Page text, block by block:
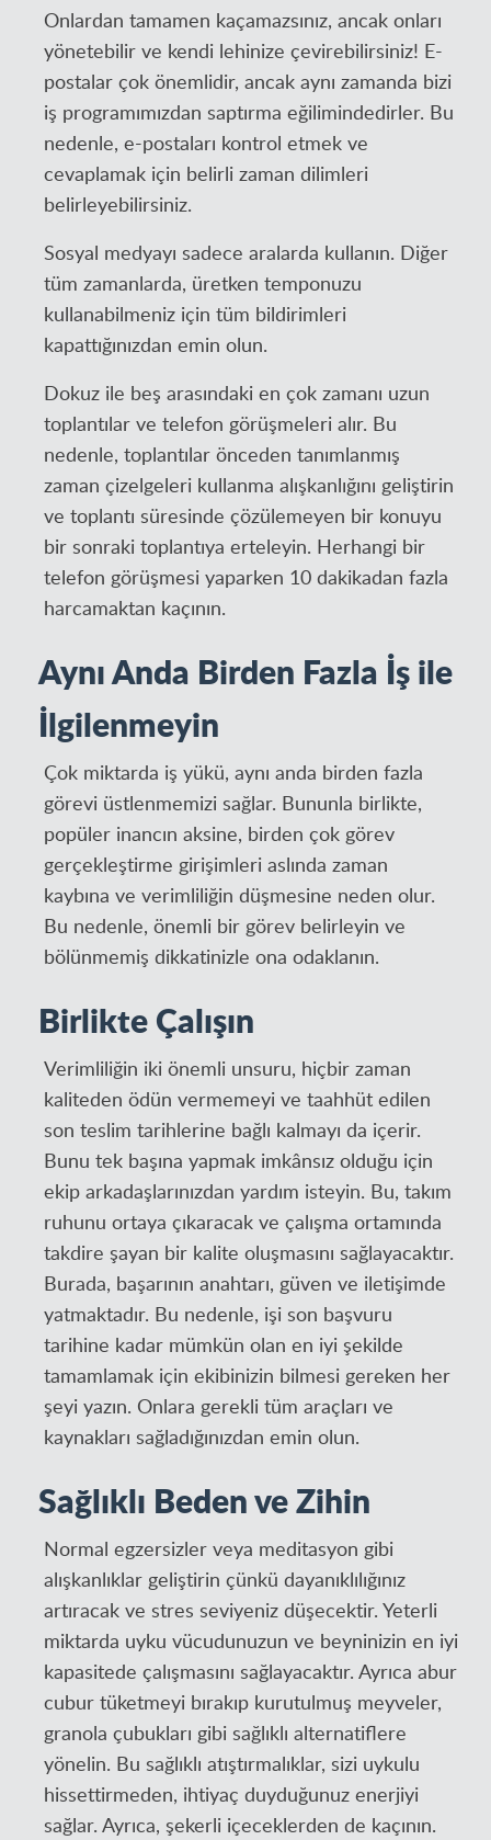
Onlardan tamamen kaçamazsınız, ancak onları
yönetebilir ve kendi lehinize çevirebilirsiniz! E-
postalar çok önemlidir, ancak aynı zamanda bizi
iş programımızdan saptırma eğilimindedirler. Bu
nedenle, e-postaları kontrol etmek ve
cevaplamak için belirli zaman dilimleri
belirleyebilirsiniz.
Sosyal medyayı sadece aralarda kullanın. Diğer
tüm zamanlarda, üretken temponuzu
kullanabilmeniz için tüm bildirimleri
kapattığınızdan emin olun.
Dokuz ile beş arasındaki en çok zamanı uzun
toplantılar ve telefon görüşmeleri alır. Bu
nedenle, toplantılar önceden tanımlanmış
zaman çizelgeleri kullanma alışkanlığını geliştirin
ve toplantı süresinde çözülemeyen bir konuyu
bir sonraki toplantıya erteleyin. Herhangi bir
telefon görüşmesi yaparken 10 dakikadan fazla
harcamaktan kaçının.
Aynı Anda Birden Fazla İş ile
İlgilenmeyin
Çok miktarda iş yükü, aynı anda birden fazla
görevi üstlenmemizi sağlar. Bununla birlikte,
popüler inancın aksine, birden çok görev
gerçekleştirme girişimleri aslında zaman
kaybına ve verimliliğin düşmesine neden olur.
Bu nedenle, önemli bir görev belirleyin ve
bölünmemiş dikkatinizle ona odaklanın.
Birlikte Çalışın
Verimliliğin iki önemli unsuru, hiçbir zaman
kaliteden ödün vermemeyi ve taahhüt edilen
son teslim tarihlerine bağlı kalmayı da içerir.
Bunu tek başına yapmak imkânsız olduğu için
ekip arkadaşlarınızdan yardım isteyin. Bu, takım
ruhunu ortaya çıkaracak ve çalışma ortamında
takdire şayan bir kalite oluşmasını sağlayacaktır.
Burada, başarının anahtarı, güven ve iletişimde
yatmaktadır. Bu nedenle, işi son başvuru
tarihine kadar mümkün olan en iyi şekilde
tamamlamak için ekibinizin bilmesi gereken her
şeyi yazın. Onlara gerekli tüm araçları ve
kaynakları sağladığınızdan emin olun.
Sağlıklı Beden ve Zihin
Normal egzersizler veya meditasyon gibi
alışkanlıklar geliştirin çünkü dayanıklılığınız
artıracak ve stres seviyeniz düşecektir. Yeterli
miktarda uyku vücudunuzun ve beyninizin en iyi
kapasitede çalışmasını sağlayacaktır. Ayrıca abur
cubur tüketmeyi bırakıp kurutulmuş meyveler,
granola çubukları gibi sağlıklı alternatiflere
yönelin. Bu sağlıklı atıştırmalıklar, sizi uykulu
hissettirmeden, ihtiyaç duyduğunuz enerjiyi
sağlar. Ayrıca, şekerli içeceklerden de kaçının.